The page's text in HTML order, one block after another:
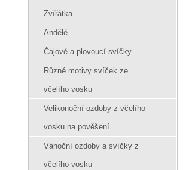
Zvířátka
Andělé
Čajové a plovoucí svíčky
Různé motivy svíček ze
včelího vosku
Velikonoční ozdoby z včelího
vosku na pověšení
Vánoční ozdoby a svíčky z
včelího vosku